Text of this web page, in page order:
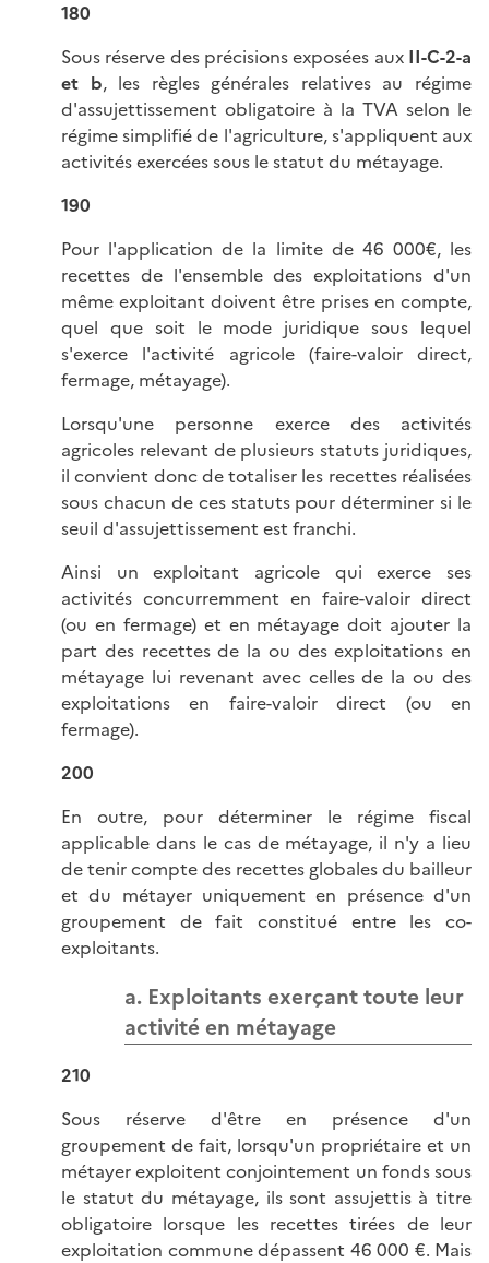
180
Sous réserve des précisions exposées aux II-C-2-a
et b, les règles générales relatives au régime
d'assujettissement obligatoire à la TVA selon le
régime simplifié de l'agriculture, s'appliquent aux
activités exercées sous le statut du métayage.
190
Pour l'application de la limite de 46 000€, les
recettes de l'ensemble des exploitations d'un
même exploitant doivent être prises en compte,
quel que soit le mode juridique sous lequel
s'exerce l'activité agricole (faire-valoir direct,
fermage, métayage).
Lorsqu'une personne exerce des activités
agricoles relevant de plusieurs statuts juridiques,
il convient donc de totaliser les recettes réalisées
sous chacun de ces statuts pour déterminer si le
seuil d'assujettissement est franchi.
Ainsi un exploitant agricole qui exerce ses
activités concurremment en faire-valoir direct
(ou en fermage) et en métayage doit ajouter la
part des recettes de la ou des exploitations en
métayage lui revenant avec celles de la ou des
exploitations en faire-valoir direct (ou en
fermage).
200
En outre, pour déterminer le régime fiscal
applicable dans le cas de métayage, il n'y a lieu
de tenir compte des recettes globales du bailleur
et du métayer uniquement en présence d'un
groupement de fait constitué entre les co-
exploitants.
a. Exploitants exerçant toute leur
activité en métayage
210
Sous réserve d'être en présence d'un
groupement de fait, lorsqu'un propriétaire et un
métayer exploitent conjointement un fonds sous
le statut du métayage, ils sont assujettis à titre
obligatoire lorsque les recettes tirées de leur
exploitation commune dépassent 46 000 €. Mais